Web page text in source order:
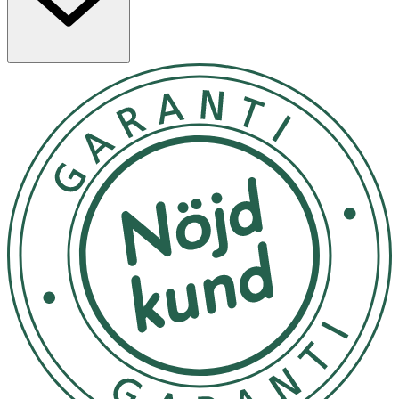
ingredienser som dessutom är anpassade för färgat hår.
Applicera en generös mängd shampoo i vått hår,
massera upp ett lödder från rötterna till topparna och
skölj därefter håret noga. Följ upp med balsam efter
schamponeringen. Varning: Använd endast enligt
anvisningarna. Undvik kontakt med ögonen. Skölj
omedelbart vid kontakt.
Undvik att produkten utsätts för temperaturer under
fryspunkten eller extrem värme. Förvaras oåtkomligt för
barn.
OK för gravida och ammande:
Ja
Ingredienser:
Aqua, Sodium C14-16 Olefin Sulfonate, Cocamidopropyl
Betaine, Glycol Distearate, Sodium Chloride, Citric Acid,